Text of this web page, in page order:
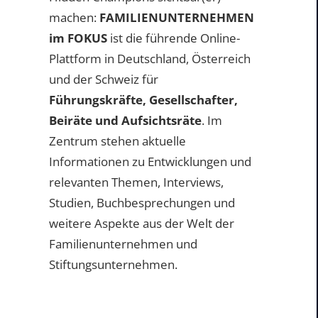
machen: FAMILIENUNTERNEHMEN
im FOKUS ist die führende Online-
Plattform in Deutschland, Österreich
und der Schweiz für
Führungskräfte, Gesellschafter,
Beiräte und Aufsichtsräte. Im
Zentrum stehen aktuelle
Informationen zu Entwicklungen und
relevanten Themen, Interviews,
Studien, Buchbesprechungen und
weitere Aspekte aus der Welt der
Familienunternehmen und
Stiftungsunternehmen.